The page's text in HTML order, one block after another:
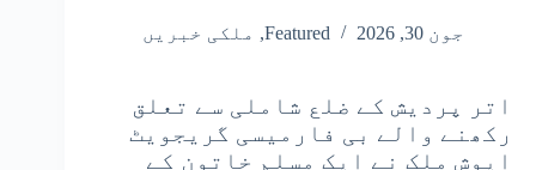
جون 30, 2026 Featured
, ملکی خبریں
اتر پردیش کے ضلع شاملی سے تعلق
رکھنے والے بی فارمیسی گریجویٹ
ایوش ملک نے ایک مسلم خاتون کے